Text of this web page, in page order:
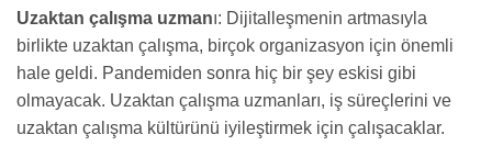
Uzaktan çalışma uzmanı: Dijitalleşmenin artmasıyla
birlikte uzaktan çalışma, birçok organizasyon için önemli
hale geldi. Pandemiden sonra hiç bir şey eskisi gibi
olmayacak. Uzaktan çalışma uzmanları, iş süreçlerini ve
uzaktan çalışma kültürünü iyileştirmek için çalışacaklar.